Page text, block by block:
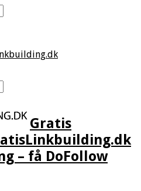
Gratis
– få DoFollow